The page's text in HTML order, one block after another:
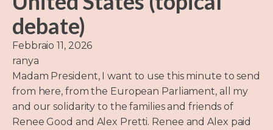
debate)
Febbraio 11, 2026
ranya
Madam President, I want to use this minute to send
from here, from the European Parliament, all my
and our solidarity to the families and friends of
Renee Good and Alex Pretti. Renee and Alex paid